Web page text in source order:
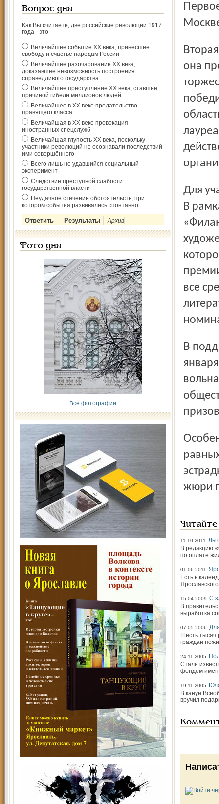
Вопрос дня
Как Вы считаете, две российские революции 1917
года - это
Величайшее событие ХХ века, принёсшее
свободу и счастье народам России
Величайшее разочарование ХХ века,
доказавшее невозможность построения
справедливого государства
Величайшее преступление ХХ века, ставшее
причиной гибели миллионов людей
Величайшее в ХХ веке предательство
правящего класса
Величайшая в ХХ веке провокация
иностранных спецслужб
Величайшая глупость ХХ века, поскольку
участники революций не осознавали последствий
ими совершённого
Всего лишь не удавшийся социальный
эксперимент
Следствие преступной слабости
государственной власти
Неудачное стечение обстоятельств, при
котором события развивались спонтанно
Архив
Фото дня
Все фотографии
Первое вручение премии состоялось 27 мая 2000 года в
Вторая церемония вручения намечена на 15 мая 2002 г.,
она
Для участия в конкурсе прислано 1520 заявок из 20 стран.
В
все
В поддержку международной премии «Филантроп» 29
Особенность этого концерта в том, что на сцене на
жюри
11.10.2011
В редакцию
по оплате
01.06.2011
Есть в
15.04.2009 С
В
выработка
07.05.2006
Шесть тысяч
граждан
24.11.2005
Стали
фондом
19.11.2005
В канун
вручил